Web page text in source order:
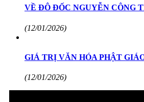
VỀ ĐÔ ĐỐC NGUYỄN CÔNG
(12/01/2026)
GIÁ TRỊ VĂN HÓA PHẬT
(12/01/2026)